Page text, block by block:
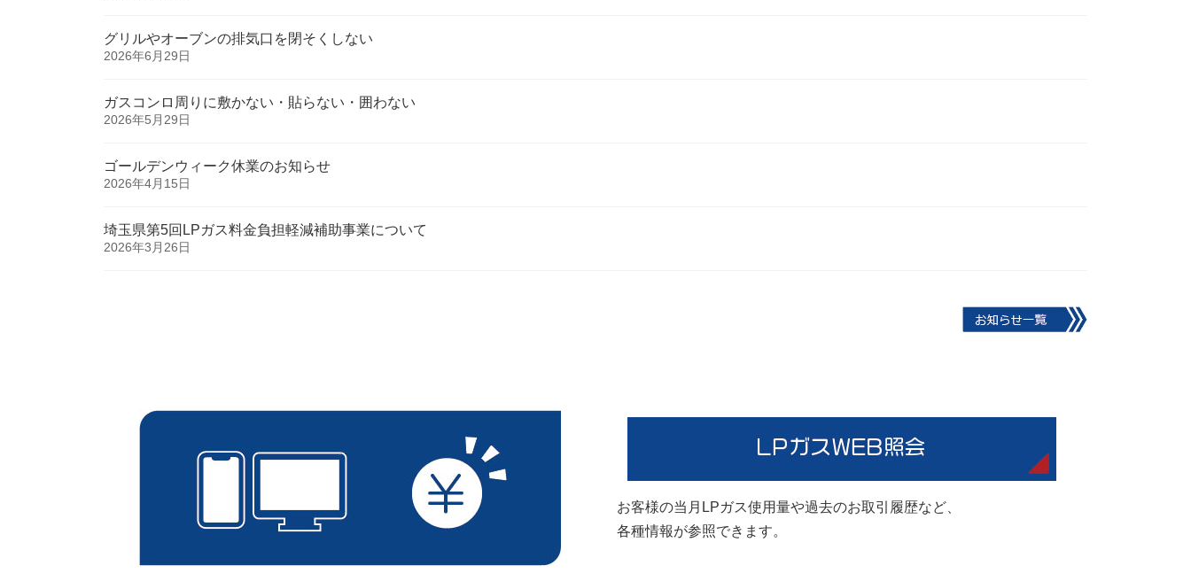
グリルやオーブンの排気口を閉そくしない
2026年6月29日
ガスコンロ周りに敷かない・貼らない・囲わない
2026年5月29日
ゴールデンウィーク休業のお知らせ
2026年4月15日
埼玉県第5回LPガス料金負担軽減補助事業について
2026年3月26日
お客様の当月LPガス使用量や過去のお取引履歴など、
各種情報が参照できます。